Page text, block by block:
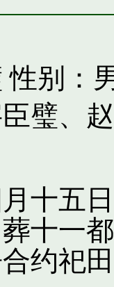
性别：
璧、
十五
十一
约祀